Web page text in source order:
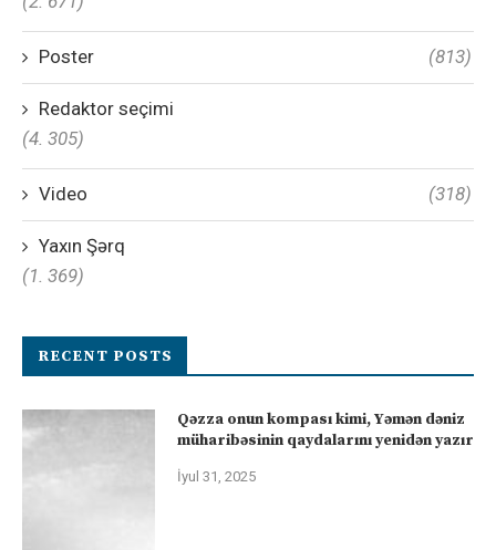
Poster (813)
Redaktor seçimi
(4. 305)
Video (318)
Yaxın Şərq
(1. 369)
RECENT POSTS
Qəzza onun kompası kimi, Yəmən dəniz
müharibəsinin qaydalarını yenidən yazır
İyul 31, 2025